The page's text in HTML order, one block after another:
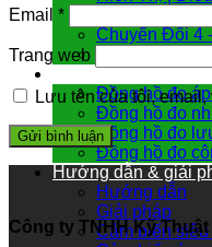
Chuyển đổi
Chuyển Đổi 4
Chuyển Đổi
Đồng hồ đo
Đồng hồ đo
Đồng hồ đo
Đồng hồ đo
Đồng hồ đo
Hướng dẫn & giải
Hướng dẫn
Giải pháp
Cảm biến siêu
Email *
Trang web
Lưu tên của tôi,
Công ty TNHH Kỹ